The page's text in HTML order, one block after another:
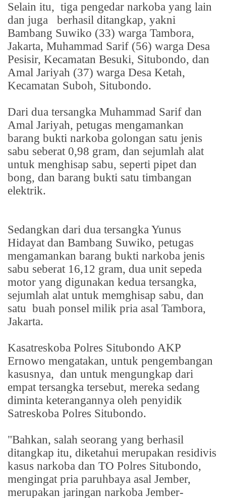
Selain itu, tiga pengedar narkoba yang lain
dan juga
berhasil ditangkap, yakni
Bambang Suwiko (33) warga Tambora,
Jakarta, Muhammad Sarif (56) warga Desa
Pesisir, Kecamatan Besuki, Situbondo, dan
Amal Jariyah (37) warga Desa Ketah,
Kecamatan Suboh, Situbondo.
Dari dua tersangka Muhammad Sarif dan
Amal Jariyah, petugas mengamankan
barang bukti narkoba golongan satu jenis
sabu seberat 0,98 gram, dan sejumlah alat
untuk menghisap sabu, seperti pipet dan
bong, dan barang bukti satu timbangan
elektrik.
Sedangkan dari dua tersangka Yunus
Hidayat dan Bambang Suwiko, petugas
mengamankan barang bukti narkoba jenis
sabu seberat 16,12 gram, dua unit sepeda
motor yang digunakan kedua tersangka,
sejumlah alat untuk memghisap sabu, dan
satu buah ponsel milik pria asal Tambora,
Jakarta.
Kasatreskoba Polres Situbondo AKP
Ernowo mengatakan, untuk pengembangan
kasusnya, dan untuk mengungkap dari
empat tersangka tersebut, mereka sedang
diminta keterangannya oleh penyidik
Satreskoba Polres Situbondo.
"Bahkan, salah seorang yang berhasil
ditangkap itu, diketahui merupakan residivis
kasus narkoba dan TO Polres Situbondo,
mengingat pria paruhbaya asal Jember,
merupakan jaringan narkoba Jember-